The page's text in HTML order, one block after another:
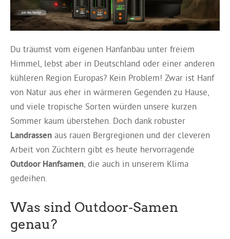
Du träumst vom eigenen Hanfanbau unter freiem
Himmel, lebst aber in Deutschland oder einer anderen
kühleren Region Europas? Kein Problem! Zwar ist Hanf
von Natur aus eher in wärmeren Gegenden zu Hause,
und viele tropische Sorten würden unsere kurzen
Sommer kaum überstehen. Doch dank robuster
Landrassen aus rauen Bergregionen und der cleveren
Arbeit von Züchtern gibt es heute hervorragende
Outdoor Hanfsamen, die auch in unserem Klima
gedeihen.
Was sind Outdoor-Samen
genau?